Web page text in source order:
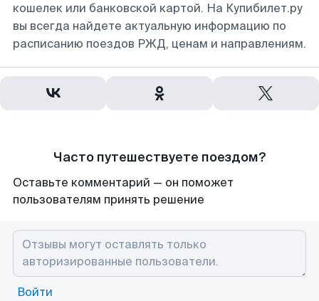
кошелек или банковской картой. На Купибилет.ру
вы всегда найдете актуальную информацию по
расписанию поездов РЖД, ценам и направлениям.
Часто путешествуете поездом?
Оставьте комментарий — он поможет
пользователям принять решение
Войти